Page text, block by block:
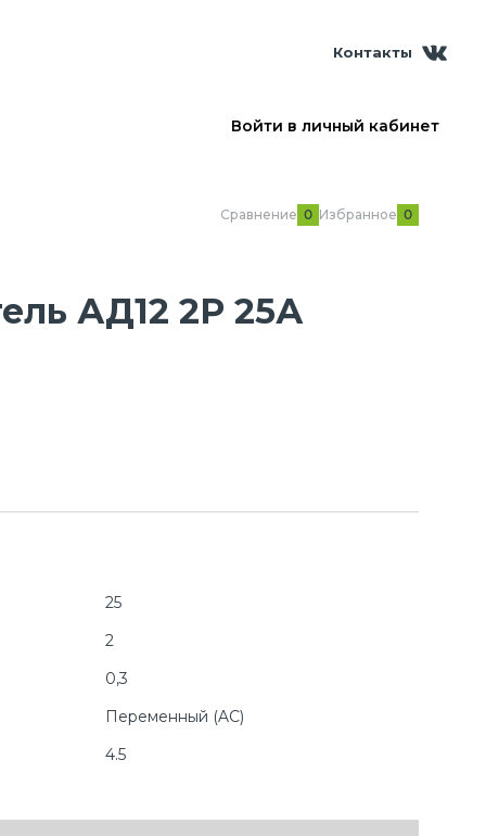
Контакты
Войти в личный кабинет
Сравнение 0 Избранное 0
АД12 2Р 25А
25
2
0,3
Переменный (AC)
4.5